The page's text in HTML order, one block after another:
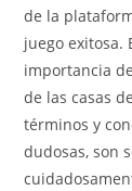
de la
juego exitosa.
importancia
de las casas
términos y
dudosas, son